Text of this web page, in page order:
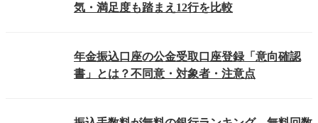
気・満足度も踏まえ12行を比較
年金振込口座の公金受取口座登録「意向確認
書」とは？不同意・対象者・注意点